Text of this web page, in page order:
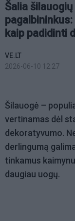
Šalia
kaip padidinti
VE.LT
2026-06-10 12:27
Šilauogė –
vertinamas dėl
dekoratyvumo.
derlingumą
tinkamus
daugiau uogų.